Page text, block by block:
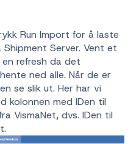
Run Import for å laste
Server. Vent et
refresh da det
ned alle. Når de er
se slik ut. Her har vi
kolonnen med IDen til
VismaNet, dvs. IDen til